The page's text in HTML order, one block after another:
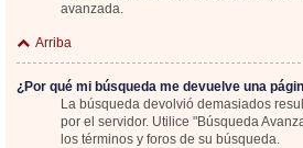
avanzada.
Arriba
¿Por qué mi búsqueda me devuelve una
La búsqueda devolvió demasiados
por el servidor. Utilice "Búsqueda
los términos y foros de su búsqueda.